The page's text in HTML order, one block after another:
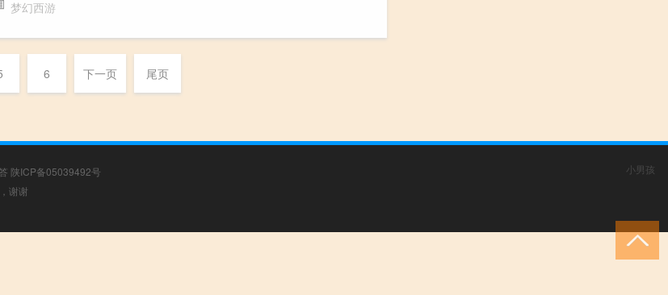
梦幻西游
6 下一页 尾页
陕ICP备05039492号
谢谢
小男孩